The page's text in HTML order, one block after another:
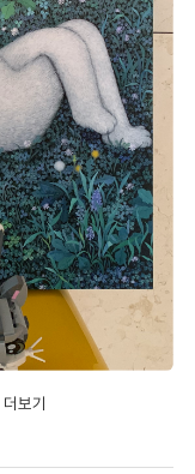
즈가 훨씬 이쁠 거 같